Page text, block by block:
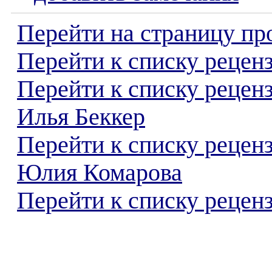
Перейти на страницу
Перейти к списку
Перейти к списку
Илья Беккер
Перейти к списку
Юлия Комарова
Перейти к списку